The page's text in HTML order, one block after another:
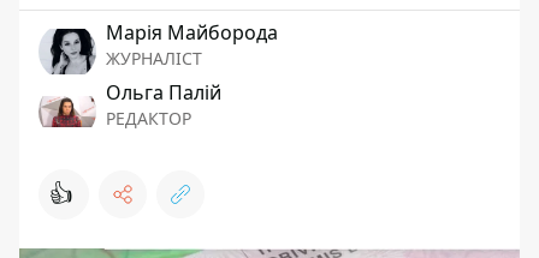
Марія Майборода
ЖУРНАЛІСТ
Ольга Палій
РЕДАКТОР
👍